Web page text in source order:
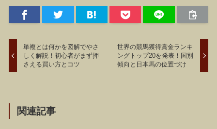
単複とは何かを図解でやさ
しく解説！初心者がまず押
さえる買い方とコツ
世界の競馬獲得賞金ランキ
ングトップ20を発表！国別
傾向と日本馬の位置づけ
関連記事